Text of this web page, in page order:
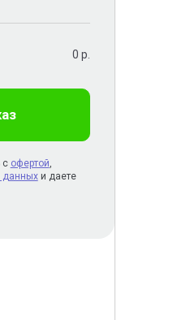
0 р.
с офертой,
данныхи даете